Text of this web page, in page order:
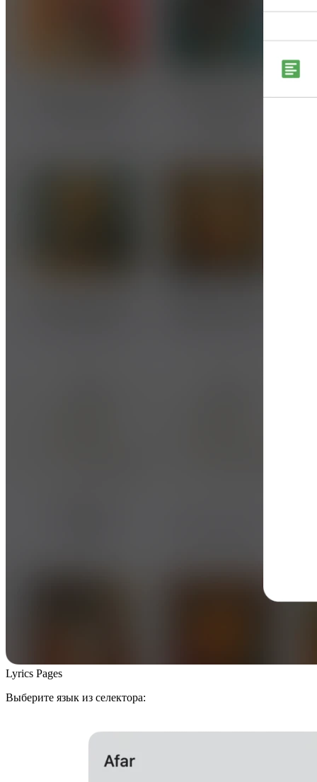
Lyrics Pages
Выберите язык из селектора: